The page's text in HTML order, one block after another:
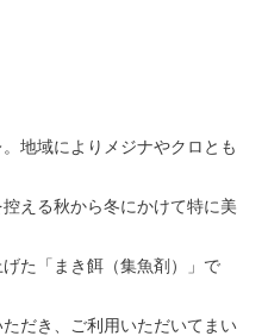
地域によりメジナやクロとも
える秋から冬にかけて特に美
た「まき餌（集魚剤）」で
だき、ご利用いただいてまい